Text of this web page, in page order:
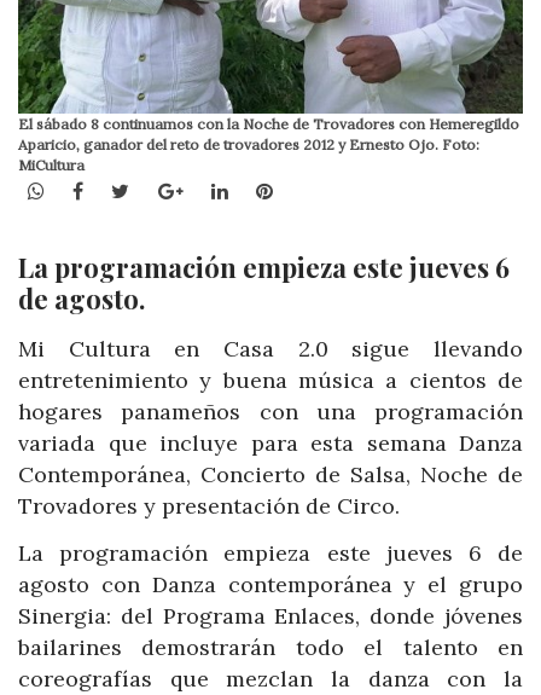
El sábado 8 continuamos con la Noche de Trovadores con Hemeregildo
Aparicio, ganador del reto de trovadores 2012 y Ernesto Ojo. Foto:
MiCultura
WhatsApp
Facebook
TwitterGoogle+LinkedInPinterest
La programación empieza este jueves 6
de agosto.
Mi Cultura en Casa 2.0 sigue llevando
entretenimiento y buena música a cientos de
hogares panameños con una programación
variada que incluye para esta semana Danza
Contemporánea, Concierto de Salsa, Noche de
Trovadores y presentación de Circo.
La programación empieza este jueves 6 de
agosto con Danza contemporánea y el grupo
Sinergia: del Programa Enlaces, donde jóvenes
bailarines demostrarán todo el talento en
coreografías que mezclan la danza con la